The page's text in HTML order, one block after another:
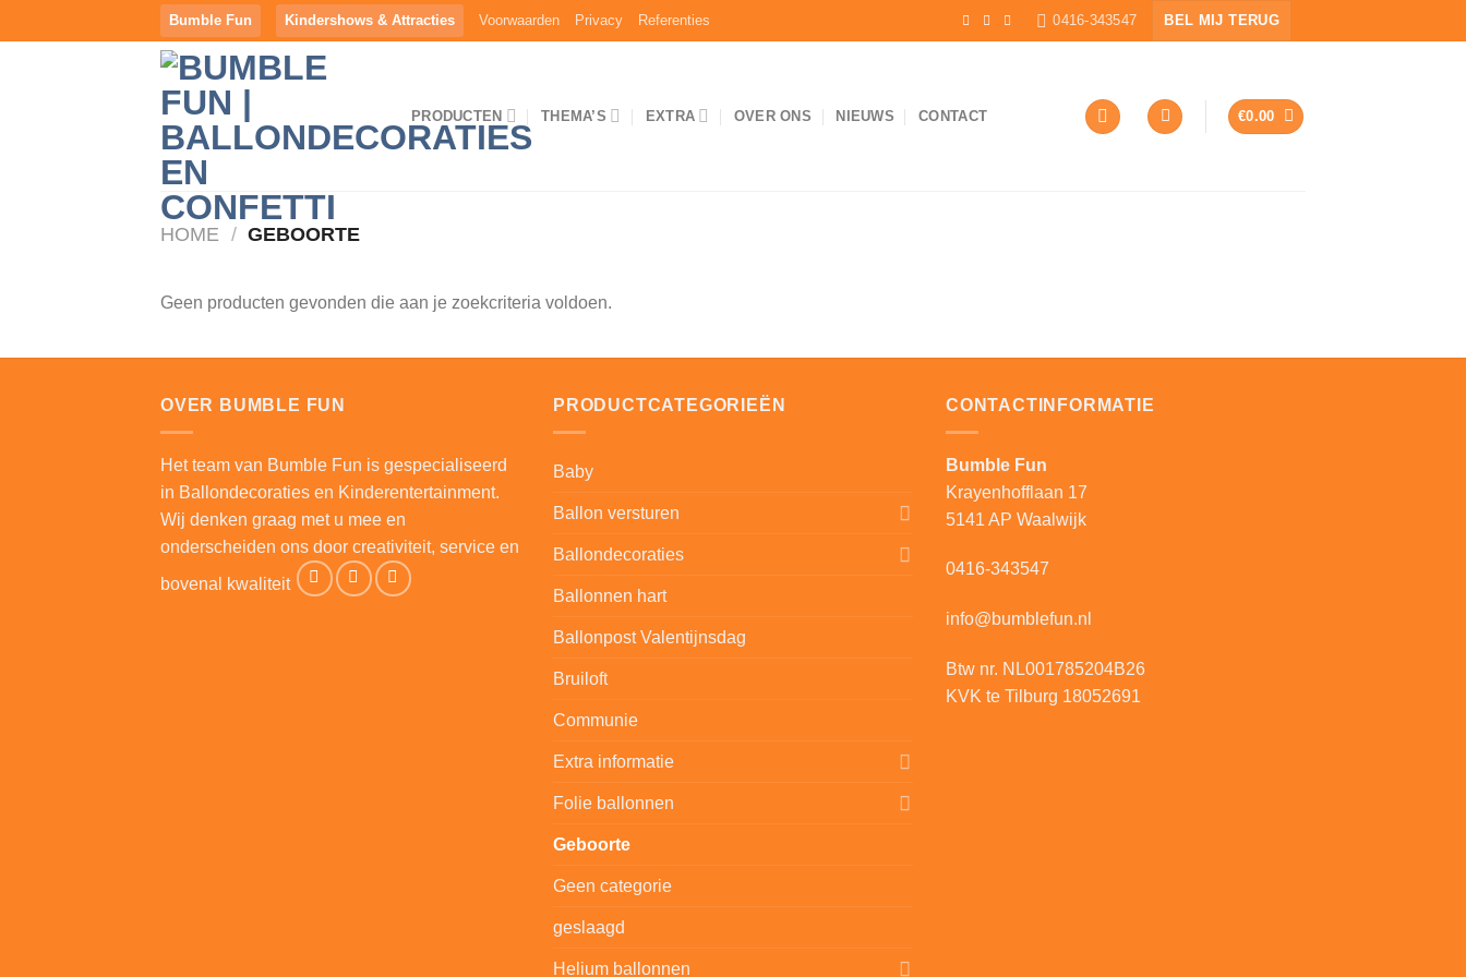
naar
Bumble Fun Kindershows & Attracties Voorwaarden Privacy Referenties 0416-343547 BEL MIJ TERUG
PRODUCTEN THEMA’S EXTRA OVER ONS NIEUWS CONTACT €0.00
HOME / GEBOORTE
Geen producten gevonden die aan je zoekcriteria voldoen.
OVER BUMBLE FUN
Het team van Bumble Fun is gespecialiseerd
in Ballondecoraties en Kinderentertainment.
Wij denken graag met u mee en
onderscheiden ons door creativiteit, service en
bovenal kwaliteit
PRODUCTCATEGORIEËN
Baby
Ballon versturen
Ballondecoraties
Ballonnen hart
Ballonpost Valentijnsdag
Bruiloft
Communie
Extra informatie
Folie ballonnen
Geboorte
Geen categorie
geslaagd
Helium ballonnen
CONTACTINFORMATIE
Bumble Fun
Krayenhofflaan 17
5141 AP Waalwijk
0416-343547
info@bumblefun.nl
Btw nr. NL001785204B26
KVK te Tilburg 18052691